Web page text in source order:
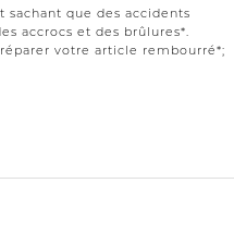
que des accidents
accrocs et des brûlures*.
votre article rembourré*;